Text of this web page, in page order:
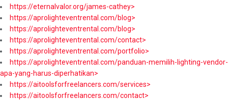
https://eternalvalor.org/james-cathey>
https://aprolighteventrental.com/blog>
https://aprolighteventrental.com/blog>
https://aprolighteventrental.com/contact>
https://aprolighteventrental.com/portfolio>
https://aprolighteventrental.com/panduan-memilih-lighting-vendor-
apa-yang-harus-diperhatikan>
https://aitoolsforfreelancers.com/services>
https://aitoolsforfreelancers.com/contact>